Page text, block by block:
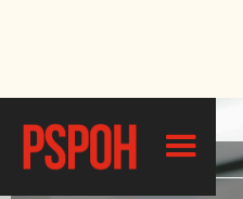
УКАДОГ